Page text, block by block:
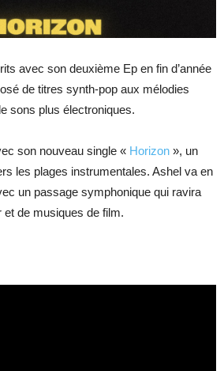
avec son deuxième Ep en fin d’année
de titres synth-pop aux mélodies
sons plus électroniques.
son nouveau single « Horizon », un
les plages instrumentales. Ashel va en
un passage symphonique qui ravira
et de musiques de film.